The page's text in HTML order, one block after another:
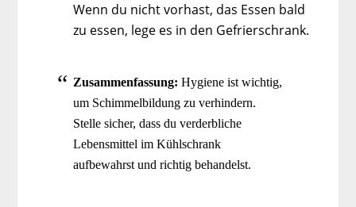
Wenn du nicht vorhast, das Essen bald
zu essen, lege es in den Gefrierschrank.
Zusammenfassung:Hygiene ist wichtig,
um Schimmelbildung zu verhindern.
Stelle sicher, dass du verderbliche
Lebensmittel im Kühlschrank
aufbewahrst und richtig behandelst.